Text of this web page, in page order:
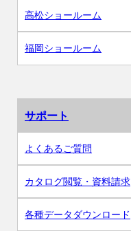
高松ショールーム
福岡ショールーム
サポート
よくあるご質問
カタログ閲覧・資料請求
各種データダウンロード